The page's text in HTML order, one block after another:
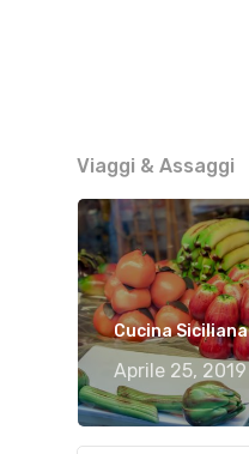
Viaggi & Assaggi
Cucina Siciliana
Aprile 25, 2019